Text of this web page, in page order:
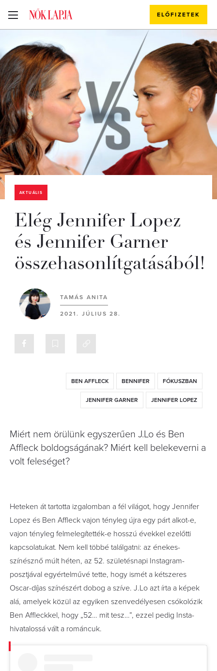
ELŐFIZETEK
AKTUÁLIS
Elég Jennifer Lopez
és Jennifer Garner
összehasonlítgatásából!
TAMÁS ANITA
2021. JÚLIUS 28.
BEN AFFLECK BENNIFER FÓKUSZBAN
JENNIFER GARNER JENNIFER LOPEZ
Miért nem örülünk egyszerűen J.Lo és Ben
Affleck boldogságának? Miért kell belekeverni a
volt feleséget?
Heteken át tartotta izgalomban a fél világot, hogy Jennifer
Lopez és Ben Affleck vajon tényleg újra egy párt alkot-e,
vajon tényleg felmelegítették-e hosszú évekkel ezelőtti
kapcsolatukat. Nem kell többé találgatni: az énekes-
színésznő múlt héten, az 52. születésnapi Instagram-
posztjával egyértelművé tette, hogy ismét a kétszeres
Oscar-díjas színészért dobog a szíve. J.Lo azt írta a képek
alá, amelyek közül az egyiken szenvedélyesen csókolózik
Ben Affleckkel, hogy „52… mit tesz…”, ezzel pedig Insta-
hivatalossá vált a románcuk.